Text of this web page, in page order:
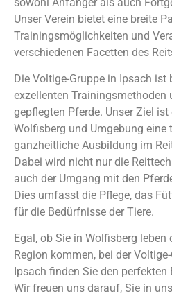
Unser Verein bietet eine breite
Trainingsmöglichkeiten und
verschiedenen Facetten des
Die Voltige-Gruppe in Ipsach ist
exzellenten Trainingsmethoden
gepflegten Pferde. Unser Ziel
Wolfisberg und Umgebung eine
ganzheitliche Ausbildung im
Dabei wird nicht nur die
auch der Umgang mit den
Dies umfasst die Pflege, das
für die Bedürfnisse der Tiere.
Egal, ob Sie in Wolfisberg leben
Region kommen, bei der
Ipsach finden Sie den
Wir freuen uns darauf, Sie in